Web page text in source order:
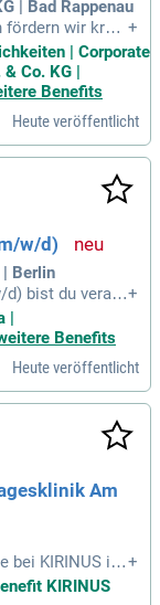
| Bad Rappenau
wir kreat
Unsere
Unterstüt
Spektrum an
Ent
Mitarbeiter, di
zu arbei
gen
wie ein interne
Werden Si
gestalten Sie g
Patienten!
+
| Corporate
Co. KG |
Benefits
Heute veröffentlicht
w/d)
Berlin
bist du verant
kunstthera
und evaluierst
erfolgt auf Basis
Vorstellungsg
der Patien
Regelmäßig
wichtige Grundl
entwickelst
weiter.
+
Benefits
Heute veröffentlicht
Am
bei KIRINUS in +
KIRINUS